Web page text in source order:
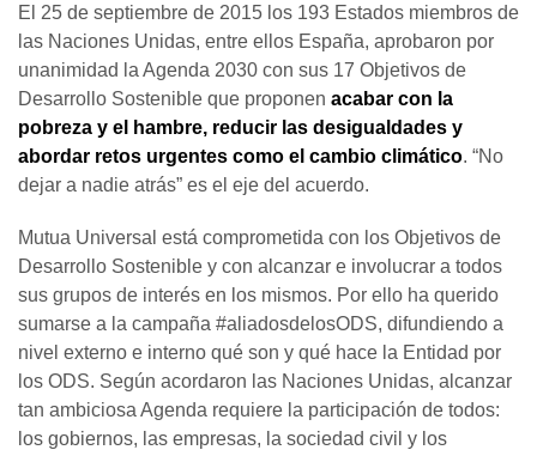
El 25 de septiembre de 2015 los 193 Estados miembros de
las Naciones Unidas, entre ellos España, aprobaron por
unanimidad la Agenda 2030 con sus 17 Objetivos de
Desarrollo Sostenible que proponen acabar con la
pobreza y el hambre, reducir las desigualdades y
abordar retos urgentes como el cambio climático. “No
dejar a nadie atrás” es el eje del acuerdo.
Mutua Universal está comprometida con los Objetivos de
Desarrollo Sostenible y con alcanzar e involucrar a todos
sus grupos de interés en los mismos. Por ello ha querido
sumarse a la campaña #aliadosdelosODS, difundiendo a
nivel externo e interno qué son y qué hace la Entidad por
los ODS. Según acordaron las Naciones Unidas, alcanzar
tan ambiciosa Agenda requiere la participación de todos:
los gobiernos, las empresas, la sociedad civil y los